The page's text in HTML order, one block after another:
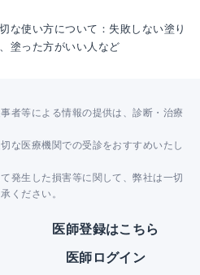
な使い方について：失敗しない塗り
塗った方がいい人など
者等による情報の提供は、診断・治療
な医療機関での受診をおすすめいたし
発生した損害等に関して、弊社は一切
ください。
医師登録はこちら
医師ログイン